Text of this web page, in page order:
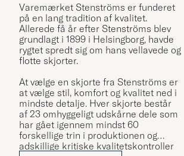
Varemærket Stenströms er funderet
på en lang tradition af kvalitet.
Allerede få år efter Stenströms blev
grundlagt i 1899 i Helsingborg, havde
rygtet spredt sig om hans vellavede og
flotte skjorter.
At vælge en skjorte fra Stenströms er
at vælge stil, komfort og kvalitet ned i
mindste detalje. Hver skjorte består
af 23 omhyggeligt udskårne dele som
har gået igennem mindst 60
forskellige trin i produktionen og
adskillige kritiske kvalitetskontroller